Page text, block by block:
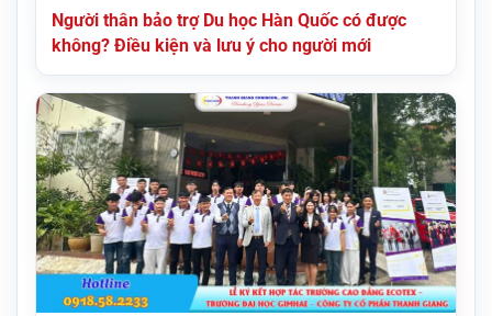
Người thân bảo trợ Du học Hàn Quốc có được
không? Điều kiện và lưu ý cho người mới